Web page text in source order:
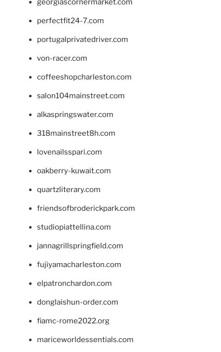
georgiascornermarket.com
perfectfit24-7.com
portugalprivatedriver.com
von-racer.com
coffeeshopcharleston.com
salon104mainstreet.com
alkaspringswater.com
318mainstreet8h.com
lovenailsspari.com
oakberry-kuwait.com
quartzliterary.com
friendsofbroderickpark.com
studiopiattellina.com
jannagrillspringfield.com
fujiyamacharleston.com
elpatronchardon.com
donglaishun-order.com
fiamc-rome2022.org
mariceworldessentials.com